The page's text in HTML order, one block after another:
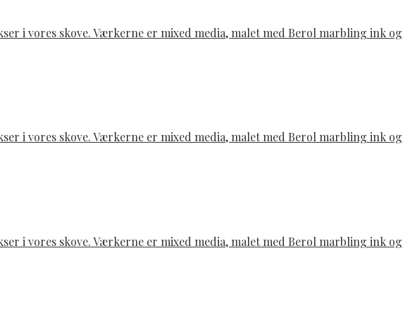
i vores skove. Værkerne er mixed media, malet med Berol marbling ink og
i vores skove. Værkerne er mixed media, malet med Berol marbling ink og
i vores skove. Værkerne er mixed media, malet med Berol marbling ink og